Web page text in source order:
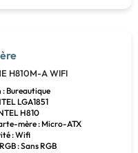
H810M-A WIFI
Bureautique
LGA1851
H810
mère : Micro-ATX
: Wifi
: Sans RGB